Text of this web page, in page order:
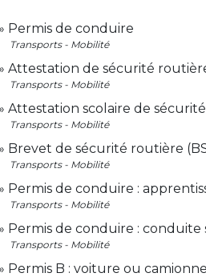
Permis de conduire
Transports - Mobilité
Attestation de sécurité
Transports - Mobilité
Attestation scolaire de
Transports - Mobilité
Brevet de sécurité routière
Transports - Mobilité
Permis de conduire :
Transports - Mobilité
Permis de conduire : conduite
Transports - Mobilité
Permis B : voiture ou